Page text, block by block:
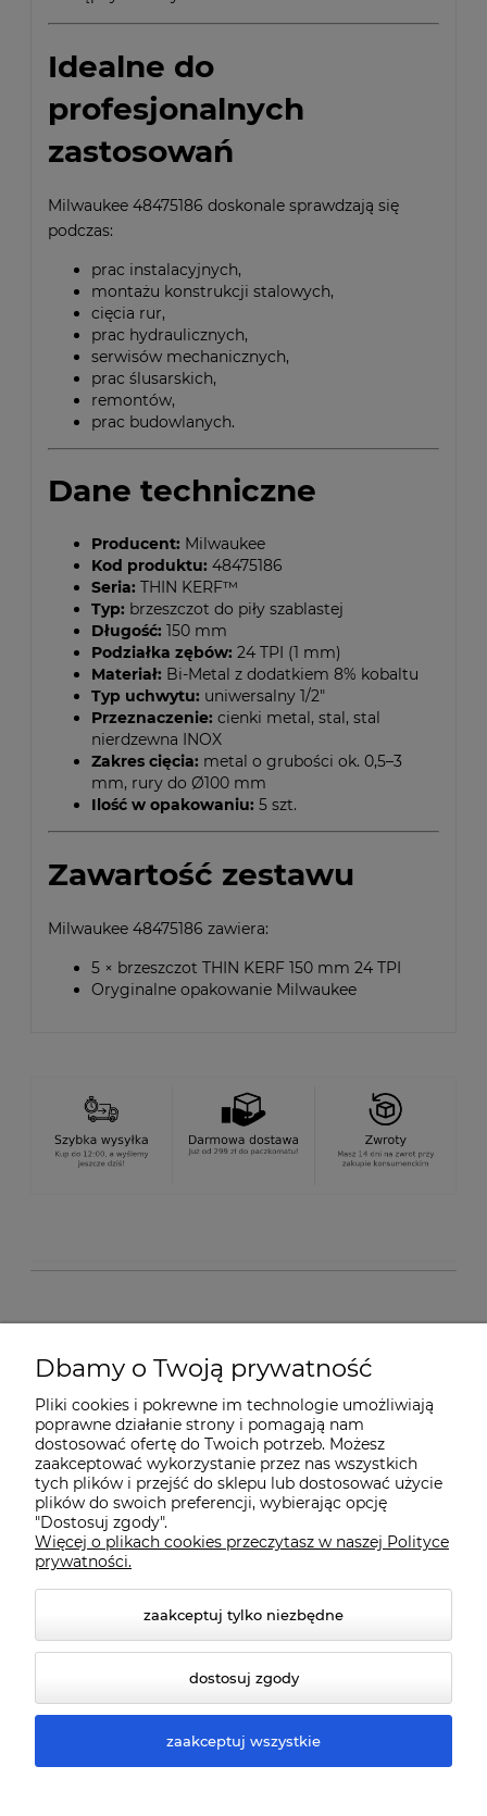
Idealne do
profesjonalnych
zastosowań
Milwaukee 48475186 doskonale sprawdzają się
podczas:
prac instalacyjnych,
montażu konstrukcji stalowych,
cięcia rur,
prac hydraulicznych,
serwisów mechanicznych,
prac ślusarskich,
remontów,
prac budowlanych.
Dane techniczne
Producent: Milwaukee
Kod produktu: 48475186
Seria: THIN KERF™
Typ: brzeszczot do piły szablastej
Długość: 150 mm
Podziałka zębów: 24 TPI (1 mm)
Materiał: Bi-Metal z dodatkiem 8% kobaltu
Typ uchwytu: uniwersalny 1/2"
Przeznaczenie: cienki metal, stal, stal
nierdzewna INOX
Zakres cięcia: metal o grubości ok. 0,5–3
mm, rury do Ø100 mm
Ilość w opakowaniu: 5 szt.
Zawartość zestawu
Milwaukee 48475186 zawiera:
5 × brzeszczot THIN KERF 150 mm 24 TPI
Oryginalne opakowanie Milwaukee
O nas
Dostawa i płatności
Pomoc
Gwarancja i Serwis
Dbamy o Twoją prywatność
Pliki cookies i pokrewne im technologie umożliwiają
poprawne działanie strony i pomagają nam
dostosować ofertę do Twoich potrzeb. Możesz
zaakceptować wykorzystanie przez nas wszystkich
tych plików i przejść do sklepu lub dostosować użycie
plików do swoich preferencji, wybierając opcję
"Dostosuj zgody".
Więcej o plikach cookies przeczytasz w naszej Polityce
prywatności.
zaakceptuj tylko niezbędne
dostosuj zgody
zaakceptuj wszystkie